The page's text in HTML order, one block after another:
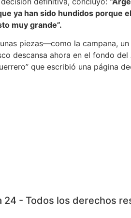
ya han sido hundidos porque
muy grande”.
piezas—como la campana,
descansa ahora en el fondo
que escribió una página
- Todos los derechos